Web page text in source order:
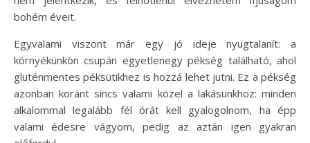
bohém éveit.
Egyvalami viszont már egy jó ideje nyugtalanít: a
környékünkön csupán egyetlenegy pékség található, ahol
gluténmentes péksütikhez is hozzá lehet jutni. Ez a pékség
azonban koránt sincs valami közel a lakásunkhoz: minden
alkalommal legalább fél órát kell gyalogolnom, ha épp
valami édesre vágyom, pedig az aztán igen gyakran